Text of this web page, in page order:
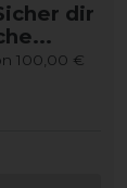
dir
100,00 €